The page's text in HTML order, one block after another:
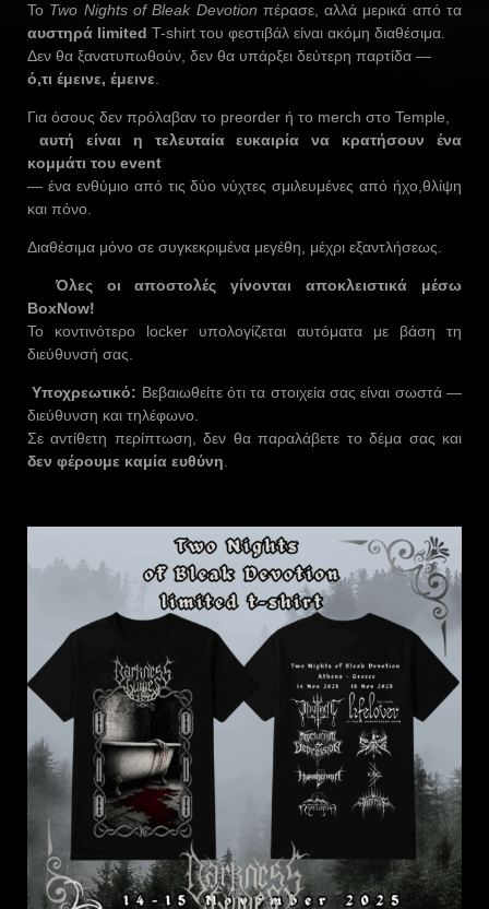
Το Two Nights of Bleak Devotion πέρασε, αλλά μερικά από τα
αυστηρά limited T-shirt του φεστιβάλ είναι ακόμη διαθέσιμα.
Δεν θα ξανατυπωθούν, δεν θα υπάρξει δεύτερη παρτίδα —
ό,τι έμεινε, έμεινε
Για όσους δεν πρόλαβαν το preorder ή το merch στο Temple,
️ αυτή είναι η τελευταία ευκαιρία να κρατήσουν ένα
κομμάτι του event
— ένα ενθύμιο από τις δύο νύχτες σμιλευμένες από ήχο,θλίψη
και πόνο.
Διαθέσιμα μόνο σε συγκεκριμένα μεγέθη, μέχρι εξαντλήσεως.
Όλες οι αποστολές γίνονται αποκλειστικά μέσω
BoxNow!
Το κοντινότερο locker υπολογίζεται αυτόματα με βάση τη
διεύθυνσή σας.
Υποχρεωτικό: Βεβαιωθείτε ότι τα στοιχεία σας είναι σωστά —
διεύθυνση και τηλέφωνο.
Σε αντίθετη περίπτωση, δεν θα παραλάβετε το δέμα σας και
δεν φέρουμε καμία ευθύνη